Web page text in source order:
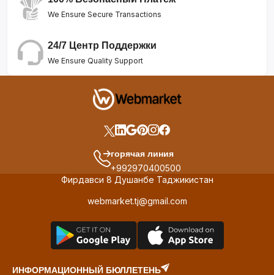
We Ensure Secure Transactions
24/7 Центр Поддержки
We Ensure Quality Support
горячая линия
+992970400500
Фирдавси 8 Душанбе Таджикистан
webmarket.tj@gmail.com
ИНФОРМАЦИОННЫЙ БЮЛЛЕТЕНЬ